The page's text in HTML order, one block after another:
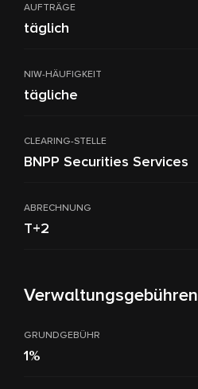
AUFTRÄGE
täglich
NIW-HÄUFIGKEIT
tägliche
CLEARING-STELLE
BNPP Securities Services
ABRECHNUNG
T+2
Verwaltungsgebühren
GRUNDGEBÜHR
1%